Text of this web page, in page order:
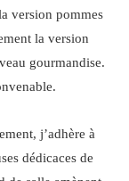
version pommes
la version
gourmandise.
j’adhère à
dédicaces de